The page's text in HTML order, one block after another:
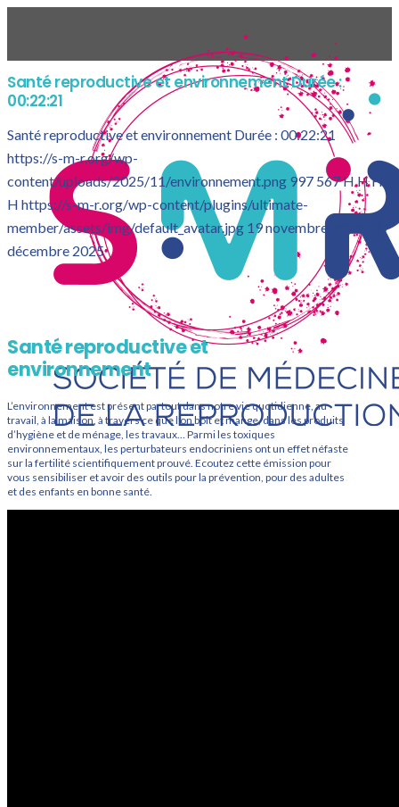
Santé reproductive et environnement Durée :
00:22:21
Santé reproductive et environnement Durée : 00:22:21
https://s-m-r.org/wp-
content/uploads/2025/11/environnement.png 997 567H HH
H https://s-m-r.org/wp-content/plugins/ultimate-
member/assets/img/default_avatar.jpg 19 novembre 2025
décembre 2025
Santé reproductive et
environnement
L’environnement est présent partout dans notre vie quotidienne, au
travail, à la maison, à travers ce que l’on boit et mange, dans les produits
d’hygiène et de ménage, les travaux… Parmi les toxiques
environnementaux, les perturbateurs endocriniens ont un effet néfaste
sur la fertilité scientifiquement prouvé. Ecoutez cette émission pour
vous sensibiliser et avoir des outils pour la prévention, pour des adultes
et des enfants en bonne santé.